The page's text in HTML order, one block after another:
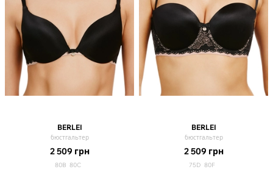
BERLEI
бюстгальтер
2 509 грн
80B 80C
BERLEI
бюстгальтер
2 509 грн
75D 80F